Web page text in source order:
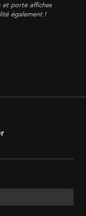
et porte affiches
également !